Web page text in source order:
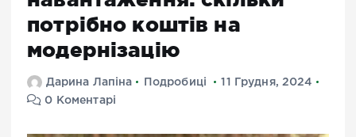
потрібно коштів на
модернізацію
Дарина Лапіна Подробиці
11 Грудня, 2024
0 Коментарі